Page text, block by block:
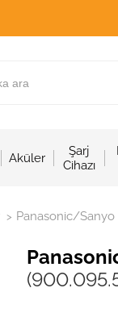
Aküler
Şarj
Cihazı
> Panasonic/